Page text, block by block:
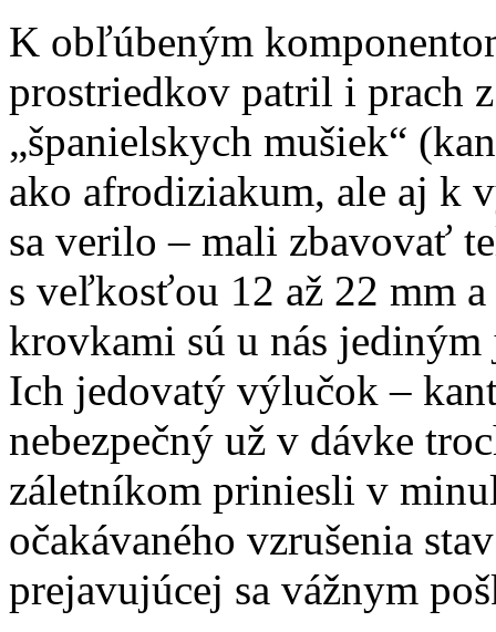
K obľúbeným
prostriedkov patril i prach
„španielskych mušiek“
ako afrodiziakum, ale aj k
sa verilo – mali zbavovať
s veľkosťou 12 až 22 mm
krovkami sú u nás
Ich jedovatý výlučok –
nebezpečný už v dávke
záletníkom priniesli v
očakávaného vzrušenia
prejavujúcej sa vážnym